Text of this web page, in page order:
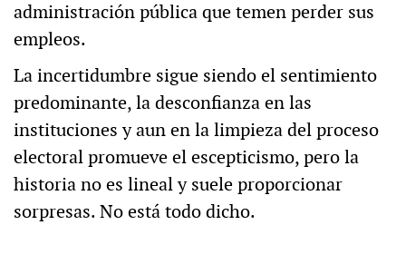
administración pública que temen perder sus
empleos.
La incertidumbre sigue siendo el sentimiento
predominante, la desconfianza en las
instituciones y aun en la limpieza del proceso
electoral promueve el escepticismo, pero la
historia no es lineal y suele proporcionar
sorpresas. No está todo dicho.